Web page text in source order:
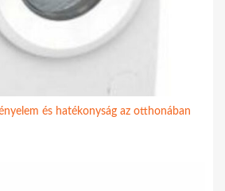
és hatékonyság az otthonában